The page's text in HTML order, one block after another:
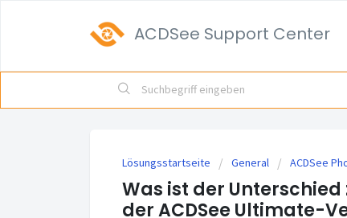
ACDSee Support Center
Lösungsstartseite General ACDSee
Was ist der
der ACDSee Ultimate-